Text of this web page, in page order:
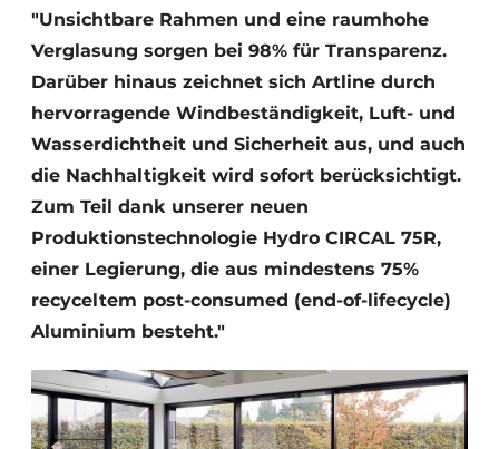
"Unsichtbare Rahmen und eine raumhohe
Verglasung sorgen bei 98% für Transparenz.
Darüber hinaus zeichnet sich Artline durch
hervorragende Windbeständigkeit, Luft- und
Wasserdichtheit und Sicherheit aus, und auch
die Nachhaltigkeit wird sofort berücksichtigt.
Zum Teil dank unserer neuen
Produktionstechnologie Hydro CIRCAL 75R,
einer Legierung, die aus mindestens 75%
recyceltem post-consumed (end-of-lifecycle)
Aluminium besteht."